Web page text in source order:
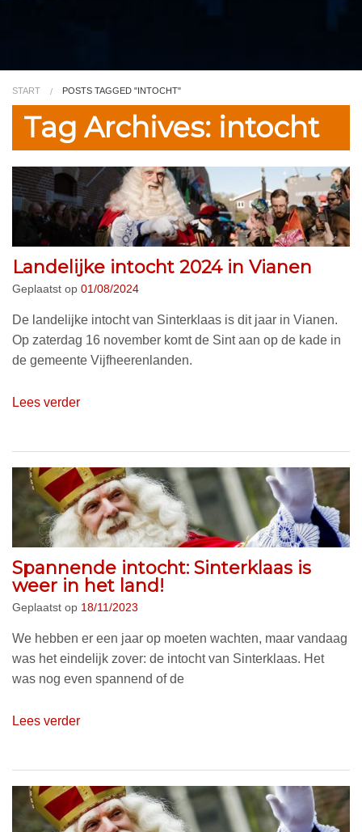
START POSTS TAGGED "INTOCHT"
Tag Archives: intocht
Landelijke intocht 2024 in Vianen
Geplaatst op 01/08/2024
De landelijke intocht van Sinterklaas is dit jaar in Vianen.
Op zaterdag 16 november komt de Sint aan op de kade in
de gemeente Vijfheerenlanden.
Lees verder
Spannende intocht: Sinterklaas is
weer in het land!
Geplaatst op 18/11/2023
We hebben er een jaar op moeten wachten, maar vandaag
was het eindelijk zover: de intocht van Sinterklaas. Het
was nog even spannend of de
Lees verder